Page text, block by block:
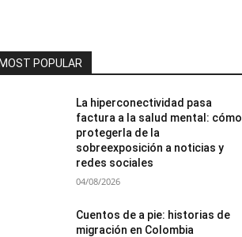
POPULAR
La hiperconectividad pasa
factura a la salud mental: cómo
protegerla de la
sobreexposición a noticias y
redes sociales
04/08/2026
Cuentos de a pie: historias de
migración en Colombia